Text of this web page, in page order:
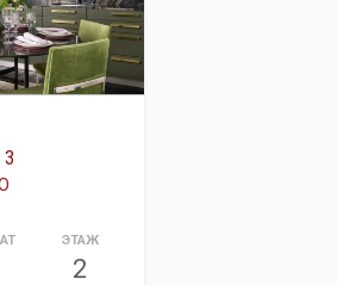
ЭТАЖ
2